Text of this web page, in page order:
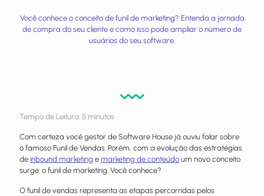
Você conhece o conceito de funil de marketing? Entenda a jornada
de compra do seu cliente e como isso pode ampliar o número de
usuários do seu software.
Tempo de Leitura: 5 minutos
Com certeza você gestor de Software House já ouviu falar sobre
o famoso Funil de Vendas. Porém, com a evolução das estratégias
de inbound marketing e marketing de conteúdo um novo conceito
surge: o funil de marketing. Você conhece?
O funil de vendas representa as etapas percorridas pelos